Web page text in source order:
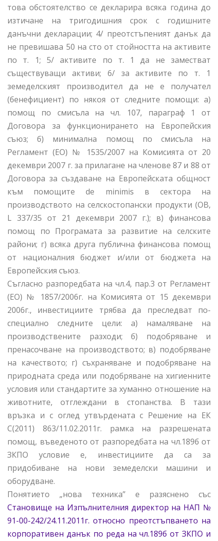
това обстоятелство се декларира всяка година до
изтичане на тригодишния срок с годишните
данъчни декларации; 4/ преотстъпеният данък да
не превишава 50 на сто от стойността на активите
по т. 1; 5/ активите по т. 1 да не заместват
съществуващи активи; 6/ за активите по т. 1
земеделският производител да не е получател
(бенефициент) по някоя от следните помощи: а)
помощ по смисъла на чл. 107, параграф 1 от
Договора за функционирането на Европейския
съюз; б) минимална помощ по смисъла на
Регламент (ЕО) № 1535/2007 на Комисията от 20
декември 2007 г. за прилагане на членове 87 и 88 от
Договора за създаване на Европейската общност
към помощите de minimis в сектора на
производството на селскостопански продукти (OB,
L 337/35 от 21 декември 2007 г.); в) финансова
помощ по Програмата за развитие на селските
райони; г) всяка друга публична финансова помощ
от националния бюджет и/или от бюджета на
Европейския съюз.
Съгласно разпоредбата на чл.4, пар.3 от Регламент
(ЕО) № 1857/2006г. на Комисията от 15 декември
2006г., инвестициите трябва да преследват по-
специално следните цели: а) намаляване на
производствените разходи; б) подобряване и
пренасочване на производството; в) подобряване
на качеството; г) съхраняване и подобряване на
природната среда или подобряване на хигиенните
условия или стандартите за хуманно отношение на
животните, отглеждани в стопанства. В тази
връзка и с оглед утвърдената с Решение на ЕК
С(2011) 863/11.02.2011г. рамка на разрешената
помощ, въведеното от разпоредбата на чл.189б от
ЗКПО условие е, инвестициите да са за
придобиване на нови земеделски машини и
оборудване.
Понятието „нова техника” е разяснено със
Становище на Изпълнителния директор на НАП №
91-00-242/24.11.2011г. относно преотстъпването на
корпоративен данък по реда на чл.189б от ЗКПО и